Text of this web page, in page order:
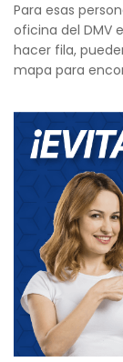
Para esas
oficina del DMV
hacer fila,
mapa para